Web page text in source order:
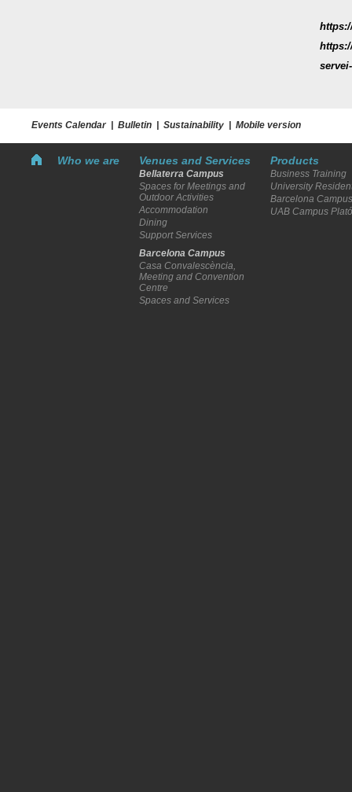
Events Calendar Bulletin Sustainability Mobile version
Who we are Venues and Services
Bellaterra Campus
Spaces for Meetings and
Outdoor Activities
Accommodation
Dining
Support Services
Barcelona Campus
Casa Convalescència,
Meeting and Convention
Centre
Spaces and Services
Products
Business Training
University
Barcelona
UAB Campus Plató